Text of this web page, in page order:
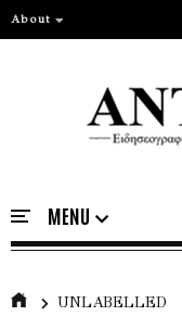
About
UNLABELLED